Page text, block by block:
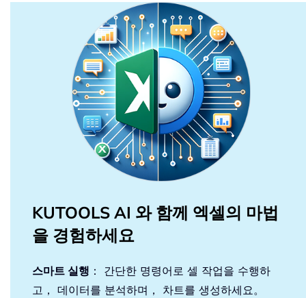
KUTOOLS AI 와 함께 엑셀의 마법
을 경험하세요
스마트 실행 ： 간단한 명령어로 셀 작업을 수행하
고， 데이터를 분석하며， 차트를 생성하세요。